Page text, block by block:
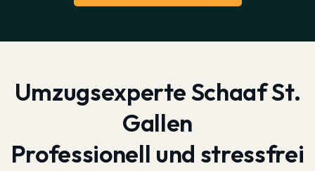
Umzugsexperte Schaaf St.
Gallen
Professionell und stressfrei